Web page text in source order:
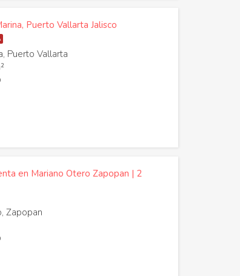
Puerto Vallarta Jalisco
Puerto Vallarta
en Mariano Otero Zapopan | 2
Zapopan